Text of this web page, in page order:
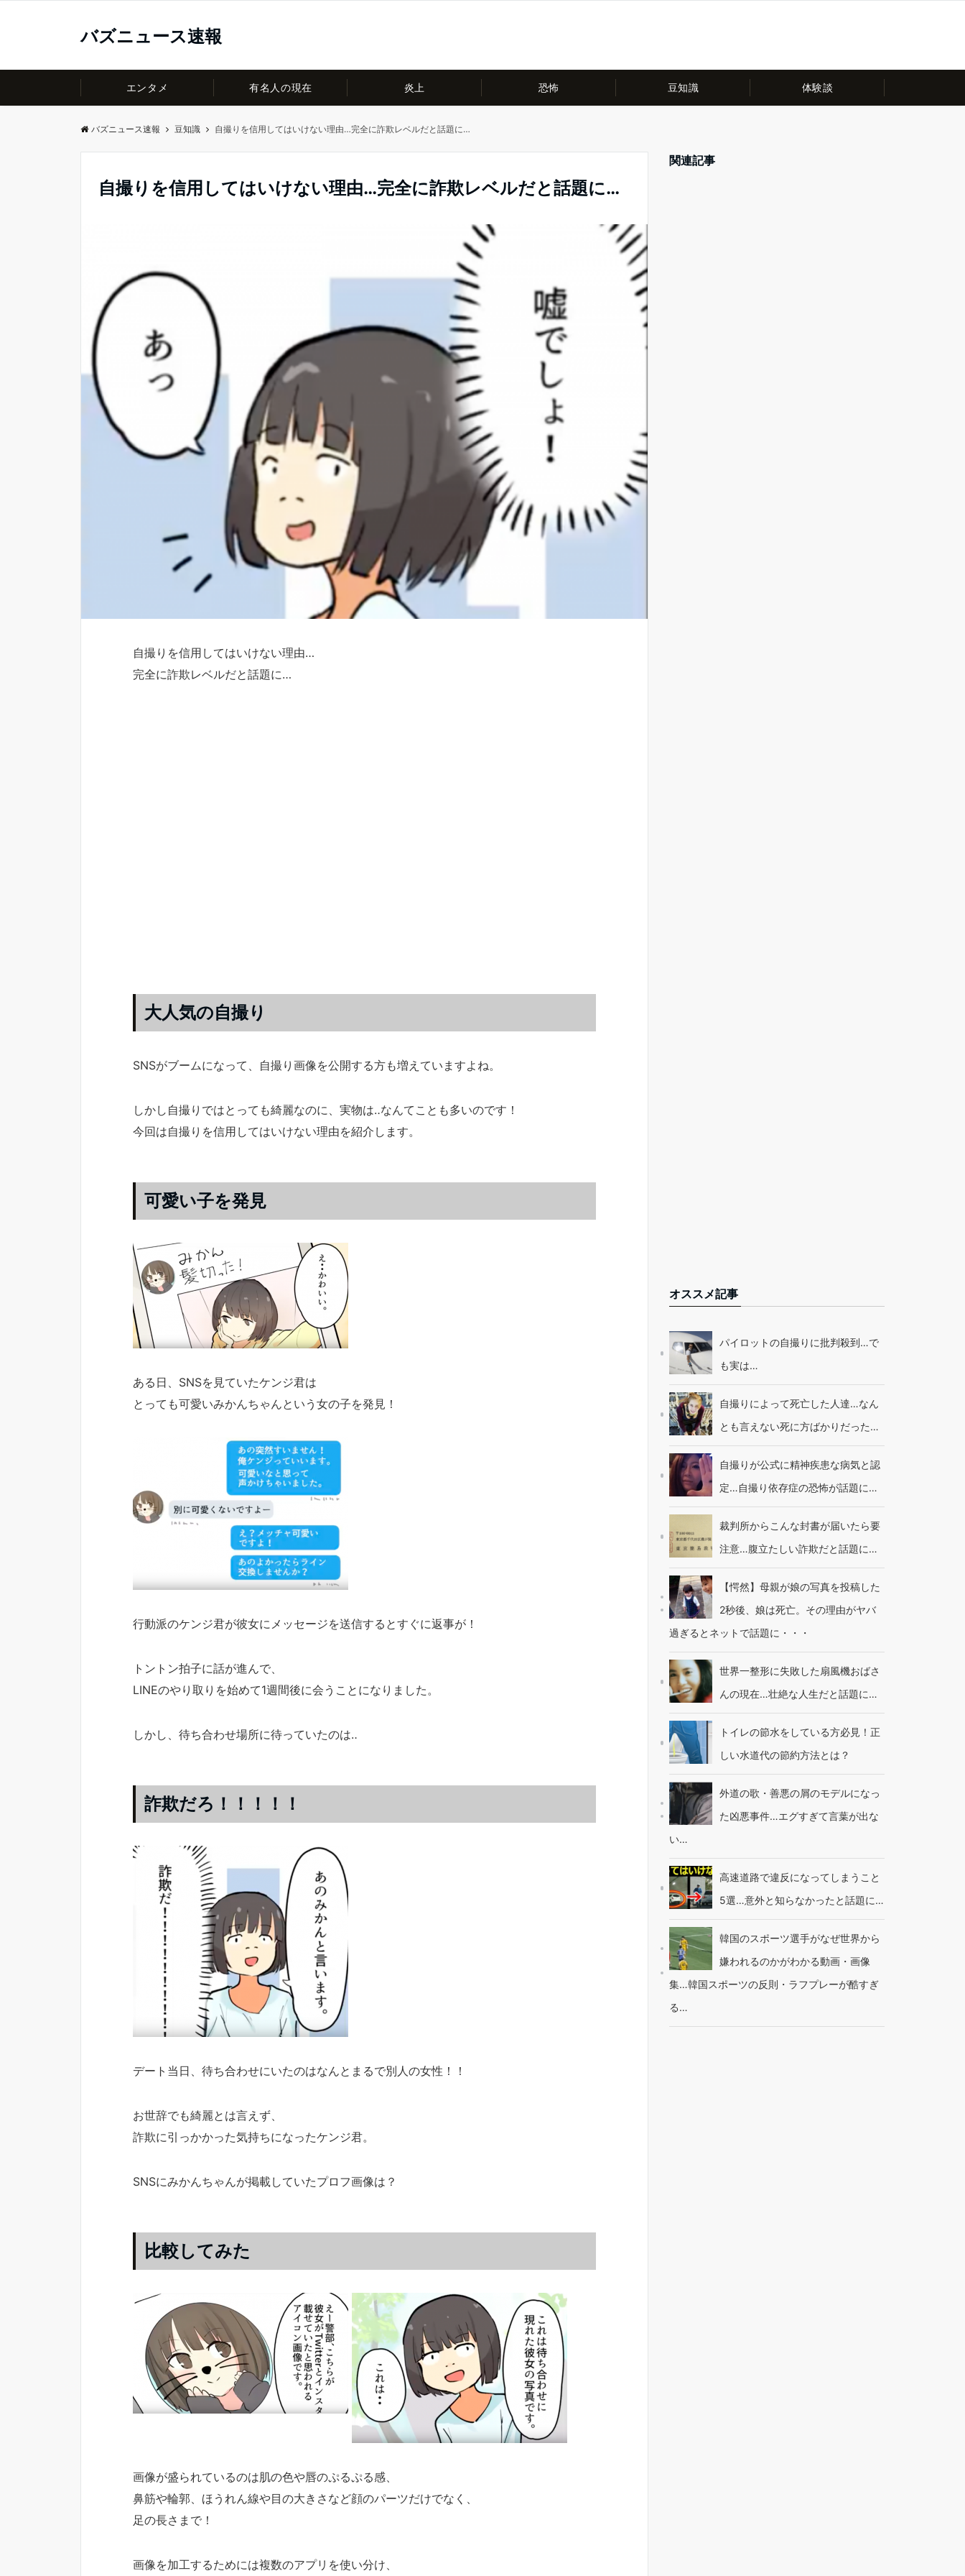
バズニュース速報
エンタメ 有名人の現在 炎上 恐怖 豆知識 体験談
バズニュース速報 豆知識 自撮りを信用してはいけない理由…完全に詐欺レベルだと話題に…
自撮りを信用してはいけない理由…完全に詐欺レベルだと話題に…
自撮りを信用してはいけない理由…
完全に詐欺レベルだと話題に…
大人気の自撮り
SNSがブームになって、自撮り画像を公開する方も増えていますよね。
しかし自撮りではとっても綺麗なのに、実物は‥なんてことも多いのです！
今回は自撮りを信用してはいけない理由を紹介します。
可愛い子を発見
ある日、SNSを見ていたケンジ君は
とっても可愛いみかんちゃんという女の子を発見！
行動派のケンジ君が彼女にメッセージを送信するとすぐに返事が！
トントン拍子に話が進んで、
LINEのやり取りを始めて1週間後に会うことになりました。
しかし、待ち合わせ場所に待っていたのは‥
詐欺だろ！！！！！
デート当日、待ち合わせにいたのはなんとまるで別人の女性！！
お世辞でも綺麗とは言えず、
詐欺に引っかかった気持ちになったケンジ君。
SNSにみかんちゃんが掲載していたプロフ画像は？
比較してみた
画像が盛られているのは肌の色や唇のぷるぷる感、
鼻筋や輪郭、ほうれん線や目の大きさなど顔のパーツだけでなく、
足の長さまで！
画像を加工するためには複数のアプリを使い分け、
関連記事
オススメ記事
パイロットの自撮りに批判殺到…で
も実は…
自撮りによって死亡した人達…なん
とも言えない死に方ばかりだった…
自撮りが公式に精神疾患な病気と認
定…自撮り依存症の恐怖が話題に…
裁判所からこんな封書が届いたら要
注意…腹立たしい詐欺だと話題に…
【愕然】母親が娘の写真を投稿した
2秒後、娘は死亡。その理由がヤバ
過ぎるとネットで話題に・・・
世界一整形に失敗した扇風機おばさ
んの現在…壮絶な人生だと話題に…
トイレの節水をしている方必見！正
しい水道代の節約方法とは？
外道の歌・善悪の屑のモデルになっ
た凶悪事件…エグすぎて言葉が出な
い…
高速道路で違反になってしまうこと
5選…意外と知らなかったと話題に…
韓国のスポーツ選手がなぜ世界から
嫌われるのかがわかる動画・画像
集…韓国スポーツの反則・ラフプレーが酷すぎ
る…